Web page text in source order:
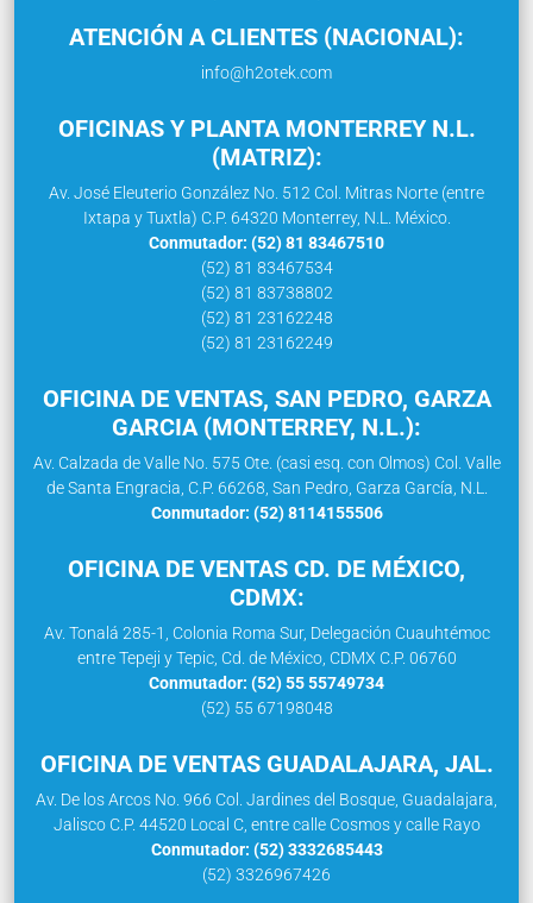
ATENCIÓN A CLIENTES (NACIONAL):
info@h2otek.com
OFICINAS Y PLANTA MONTERREY N.L.
(MATRIZ):
Av. José Eleuterio González No. 512 Col. Mitras Norte (entre
Ixtapa y Tuxtla) C.P. 64320 Monterrey, N.L. México.
Conmutador: (52) 81 83467510
(52) 81 83467534
(52) 81 83738802
(52) 81 23162248
(52) 81 23162249
OFICINA DE VENTAS, SAN PEDRO, GARZA
GARCIA (MONTERREY, N.L.):
Av. Calzada de Valle No. 575 Ote. (casi esq. con Olmos) Col. Valle
de Santa Engracia, C.P. 66268, San Pedro, Garza García, N.L.
Conmutador: (52) 8114155506
OFICINA DE VENTAS CD. DE MÉXICO,
CDMX:
Av. Tonalá 285-1, Colonia Roma Sur, Delegación Cuauhtémoc
entre Tepeji y Tepic, Cd. de México, CDMX C.P. 06760
Conmutador: (52) 55 55749734
(52) 55 67198048
OFICINA DE VENTAS GUADALAJARA, JAL.
Av. De los Arcos No. 966 Col. Jardines del Bosque, Guadalajara,
Jalisco C.P. 44520 Local C, entre calle Cosmos y calle Rayo
Conmutador: (52) 3332685443
(52) 3326967426